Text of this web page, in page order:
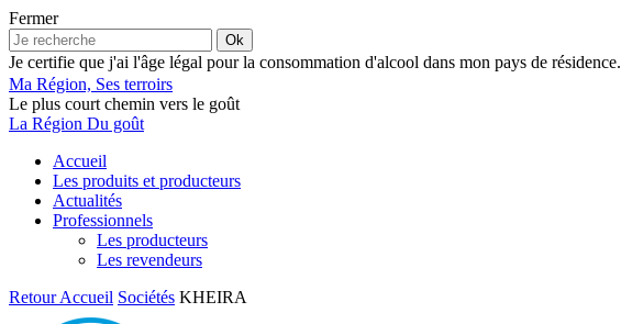
Fermer
Ok
Je certifie que j'ai l'âge légal pour la consommation d'alcool dans mon pays de résidence.
Ma Région, Ses terroirs
Le plus court chemin vers le goût
La Région Du goût
Accueil
Les produits et producteurs
Actualités
Professionnels
Les producteurs
Les revendeurs
RetourAccueil Sociétés KHEIRA